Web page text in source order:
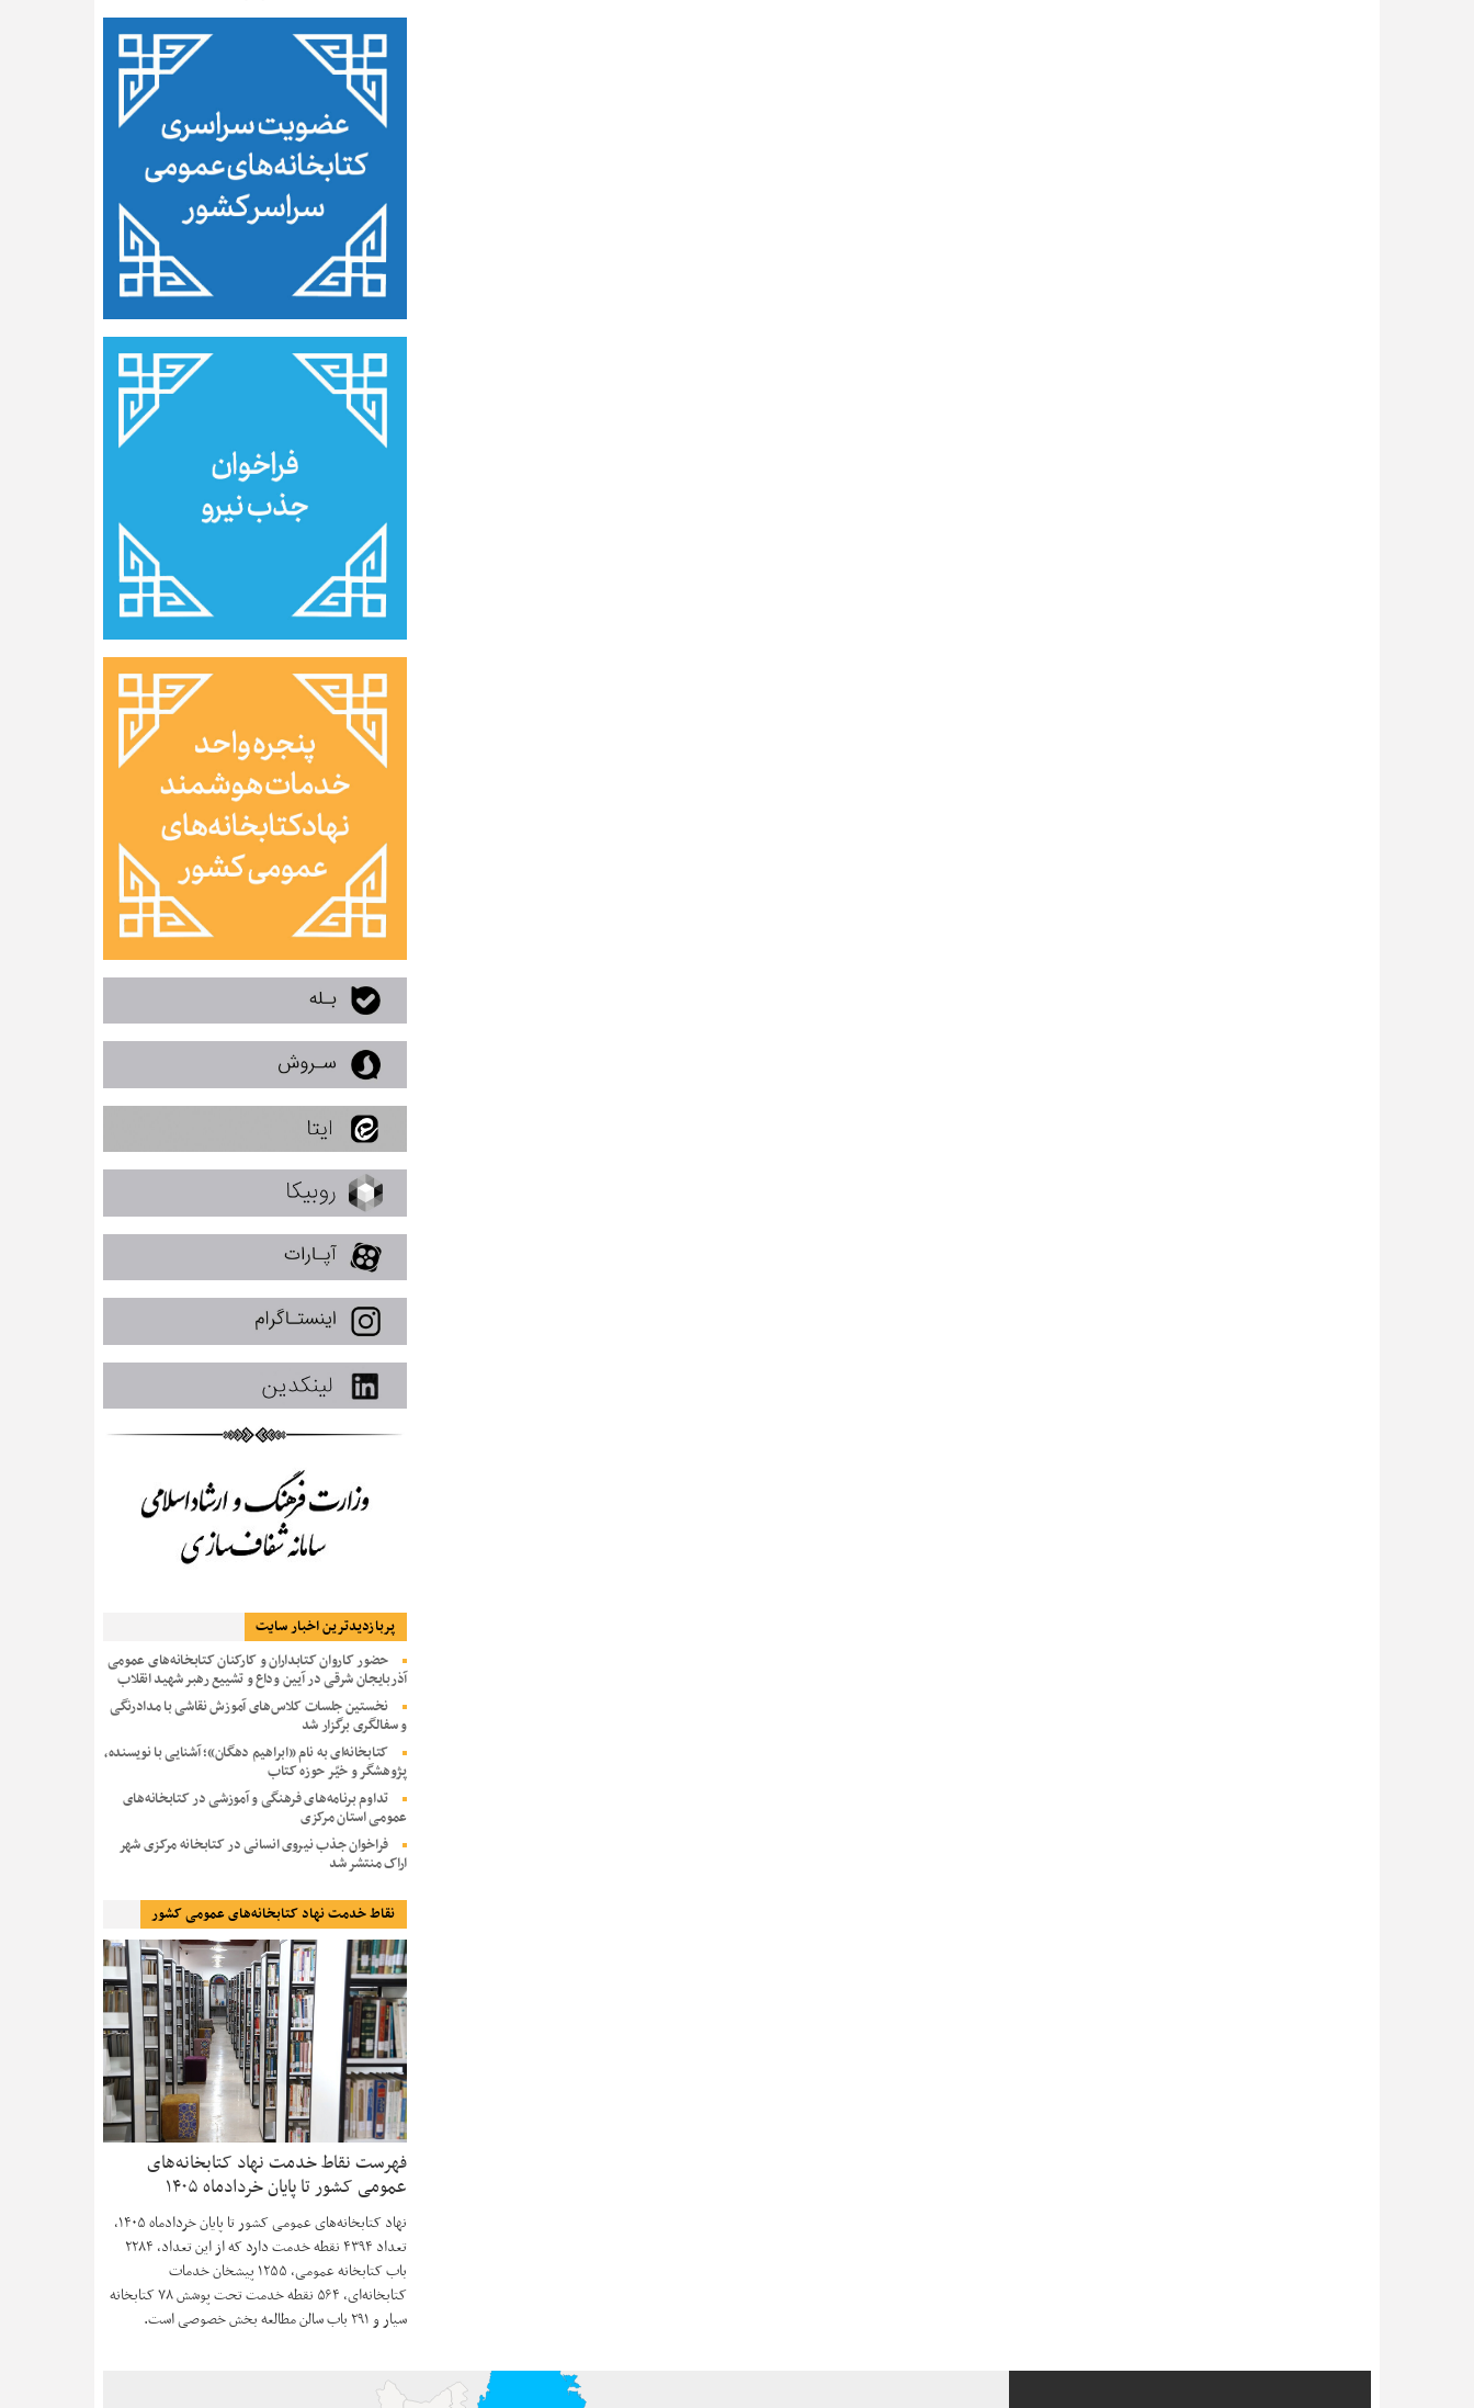
پربازديدترين اخبار سایت
حضور کاروان کتابداران و کارکنان کتابخانه‌های عمومی
آذربایجان شرقی در آیین وداع و تشییع رهبر شهید انقلاب
نخستین جلسات کلاس‌های آموزش نقاشی با مدادرنگی
و سفالگری برگزار شد
کتابخانه‌ای به نام «ابراهیم دهگان»؛ آشنایی با نویسنده،
پژوهشگر و خیّر حوزه کتاب
تداوم برنامه‌های فرهنگی و آموزشی در کتابخانه‌های
عمومی استان مرکزی
فراخوان جذب نیروی انسانی در کتابخانه مرکزی شهر
اراک منتشر شد
نقاط خدمت نهاد کتابخانه‌های عمومی کشور
فهرست نقاط خدمت نهاد کتابخانه‌های
عمومی کشور تا پایان خردادماه ۱۴۰۵
نهاد کتابخانه‌های عمومی کشور تا پایان خردادماه ۱۴۰۵،
تعداد ۴۳۹۴ نقطه خدمت دارد که از این تعداد، ۲۲۸۴
باب کتابخانه عمومی، ۱۲۵۵ پیشخان خدمات
کتابخانه‌ای، ۵۶۴ نقطه خدمت تحت پوشش ۷۸ کتابخانه
سیار و ۲۹۱ باب سالن مطالعه بخش خصوصی است.